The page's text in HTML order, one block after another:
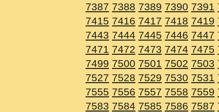
7387 7388 7389 7390 7391
7415 7416 7417 7418 7419
7443 7444 7445 7446 7447
7471 7472 7473 7474 7475
7499 7500 7501 7502 7503
7527 7528 7529 7530 7531
7555 7556 7557 7558 7559
7583 7584 7585 7586 7587